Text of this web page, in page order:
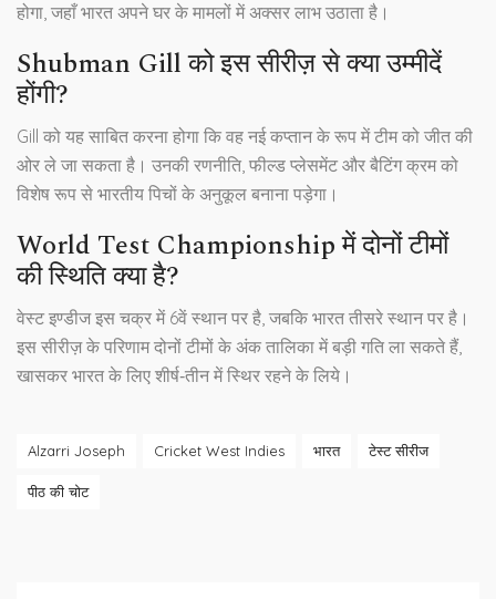
होगा, जहाँ भारत अपने घर के मामलों में अक्सर लाभ उठाता है।
Shubman Gill को इस सीरीज़ से क्या उम्मीदें
होंगी?
Gill को यह साबित करना होगा कि वह नई कप्तान के रूप में टीम को जीत की
ओर ले जा सकता है। उनकी रणनीति, फील्ड प्लेसमेंट और बैटिंग क्रम को
विशेष रूप से भारतीय पिचों के अनुकूल बनाना पड़ेगा।
World Test Championship में दोनों टीमों
की स्थिति क्या है?
वेस्ट इण्डीज इस चक्र में 6वें स्थान पर है, जबकि भारत तीसरे स्थान पर है।
इस सीरीज़ के परिणाम दोनों टीमों के अंक तालिका में बड़ी गति ला सकते हैं,
खासकर भारत के लिए शीर्ष‑तीन में स्थिर रहने के लिये।
Alzarri Joseph Cricket West Indies भारत टेस्ट सीरीज
पीठ की चोट